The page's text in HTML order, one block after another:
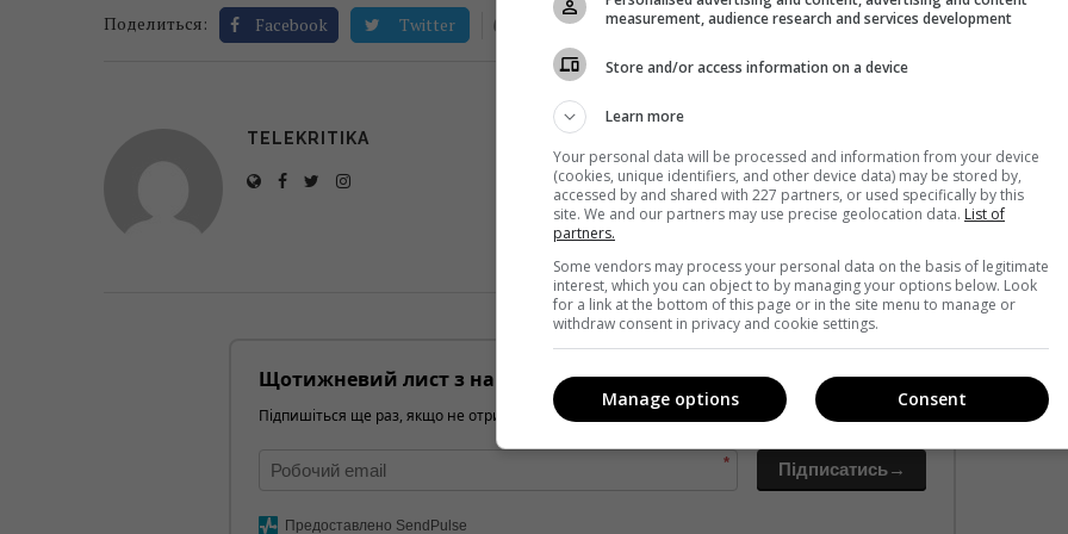
Поделиться: Facebook Twitter 0
TELEKRITIKA
Щотижневий лист з найцікавішим. Пишемо з любов'ю !
Підпишіться ще раз, якщо не отримуєте від нас листи
* Підписатись→
Предоставлено SendPulse
measurement, audience research and services development
Store and/or access information on a device
Learn more
Your personal data will be processed and information from your device
(cookies, unique identifiers, and other device data) may be stored by,
accessed by and shared with 227 partners, or used specifically by this
site. We and our partners may use precise geolocation data. List of
partners.
Some vendors may process your personal data on the basis of legitimate
interest, which you can object to by managing your options below. Look
for a link at the bottom of this page or in the site menu to manage or
withdraw consent in privacy and cookie settings.
Consent
Manage options